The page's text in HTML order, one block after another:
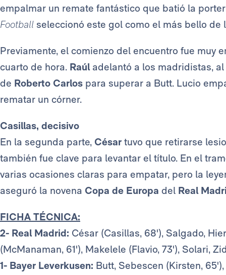
empalmar un remate fantástico que batió la
Football seleccionó este gol como el más bello de
Previamente, el comienzo del encuentro fue muy
cuarto de hora. Raúl adelantó a los madridistas,
de Roberto Carlos para superar a Butt. Lucio
rematar un córner.
Casillas, decisivo
En la segunda parte, César tuvo que retirarse
también fue clave para levantar el título. En el
varias ocasiones claras para empatar, pero la
aseguró la novena Copa de Europa del Real
FICHA TÉCNICA:
2- Real Madrid: César (Casillas, 68'), Salgado,
(McManaman, 61'), Makelele (Flavio, 73'), Solari,
1- Bayer Leverkusen: Butt, Sebescen (Kirsten,